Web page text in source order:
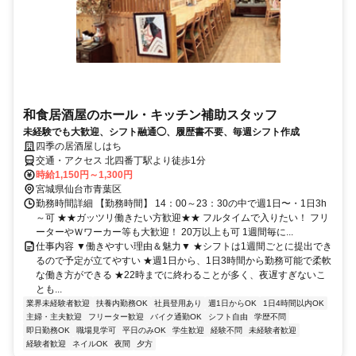
和食居酒屋のホール・キッチン補助スタッフ
未経験でも大歓迎、シフト融通◯、履歴書不要、毎週シフト作成
四季の居酒屋しはち
交通・アクセス 北四番丁駅より徒歩1分
時給1,150円～1,300円
宮城県仙台市青葉区
勤務時間詳細 【勤務時間】 14：00～23：30の中で週1日〜・1日3h
～可 ★★ガッツリ働きたい方歓迎★★ フルタイムで入りたい！ フリ
ーターやＷワーカー等も大歓迎！ 20万以上も可 1週間毎に...
仕事内容 ▼働きやすい理由＆魅力▼ ★シフトは1週間ごとに提出でき
るので予定が立てやすい ★週1日から、1日3時間から勤務可能で柔軟
な働き方ができる ★22時までに終わることが多く、夜遅すぎないこ
とも...
業界未経験者歓迎 扶養内勤務OK 社員登用あり 週1日からOK
1日4時間以内OK
主婦・主夫歓迎
フリーター歓迎 バイク通勤OK シフト自由
学歴不問
即日勤務OK
職場見学可 平日のみOK 学生歓迎 経験不問
未経験者歓迎
経験者歓迎
ネイルOK 夜間 夕方